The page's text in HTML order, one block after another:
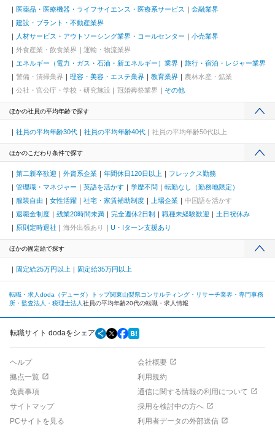
医薬品・医療機器・ライフサイエンス・医療系サービス
金融業界
建設・プラント・不動産業界
人材サービス・アウトソーシング業界・コールセンター
小売業界
外食産業・飲食業界
運輸・物流業界
エネルギー（電力・ガス・石油・新エネルギー）業界
旅行・宿泊・レジャー業界
警備・清掃業界
理容・美容・エステ業界 教育業界
農林水産・鉱業
公社・官公庁・学校・研究施設
冠婚葬祭業界 その他
ほかの社員の平均年齢で探す
社員の平均年齢30代 社員の平均年齢40代 社員の平均年齢50代以上
ほかのこだわり条件で探す
第二新卒歓迎 外資系企業 年間休日120日以上
フレックス勤務
管理職・マネジャー
英語を活かす 学歴不問
転勤なし（勤務地限定）
服装自由
女性活躍 社宅・家賃補助制度 上場企業
中国語を活かす
退職金制度
残業20時間未満 完全週休2日制 職種未経験歓迎
土日祝休み
原則定時退社
海外出張あり U・Iターン支援あり
ほかの固定給で探す
固定給25万円以上 固定給35万円以上
転職・求人doda（デューダ）トップ関東山梨県コンサルティング・リサーチ業界・専門事務
所・監査法人・税理士法人 社員の平均年齢20代の転職・求人情報
転職サイト dodaをシェア
ヘルプ
会社概要
拠点一覧
利用規約
免責事項
通信に関する情報の利用について
サイトマップ
採用を検討中の方へ
PCサイトを見る
利用者データの外部送信